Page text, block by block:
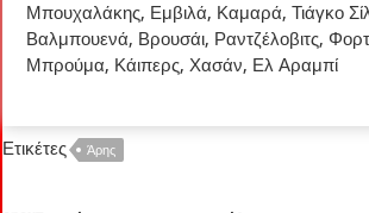
Μπουχαλάκης, Εμβιλά, Καμαρά, Τιάγκο
Βαλμπουενά, Βρουσάι, Ραντζέλοβιτς,
Μπρούμα, Κάιπερς, Χασάν, Ελ Αραμπί
Ετικέτες Άρης